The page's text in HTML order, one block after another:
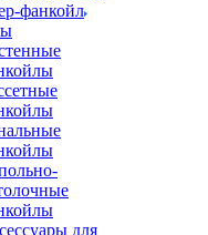
фанкойл
для